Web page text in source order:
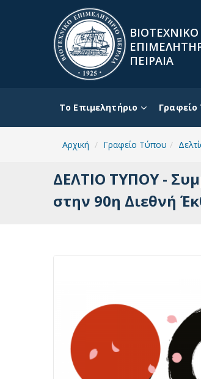
ΒΙΟΤΕΧΝΙΚΟ
ΠΕΙΡΑΙΑ
To Επιμελητήριο
Αρχική Γραφείο Τύπου
ΔΕΛΤΙΟ ΤΥΠΟΥ -
στην 90η Διεθνή